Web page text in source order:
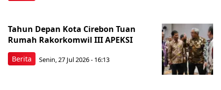
Berita
Tahun Depan Kota Cirebon Tuan
Rumah Rakorkomwil III APEKSI
Senin, 27 Jul 2026 - 16:13